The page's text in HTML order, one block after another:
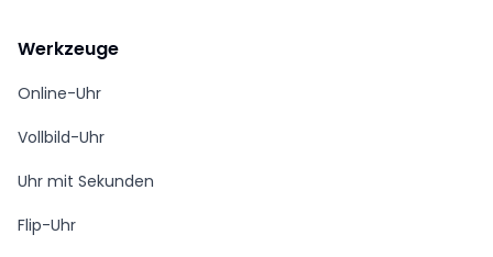
Werkzeuge
Online-Uhr
Vollbild-Uhr
Uhr mit Sekunden
Flip-Uhr